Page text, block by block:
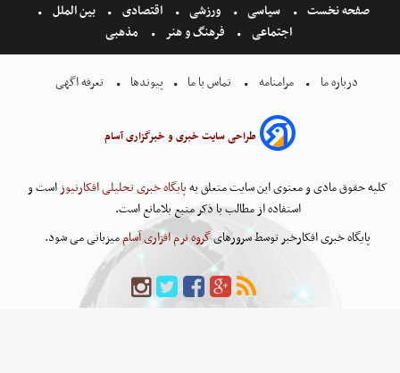
صفحه نخست سیاسی ورزشی اقتصادی
بین الملل
اجتماعی
فرهنگ و هنر مذهبی
درباره ما مرامنامه تماس با ما پیوندها تعرفه اگهی
طراحی سایت خبری و خبرگزاری آسام
کلیه حقوق مادی و معنوی این سایت متعلق بهپایگاه خبری تحلیلی افکارنیوزاست و
استفاده از مطالب با ذکر منبع بلامانع است.
پایگاه خبری افکارخبر توسط سرورهایگروه نرم افزاری آساممیزبانی می شود.